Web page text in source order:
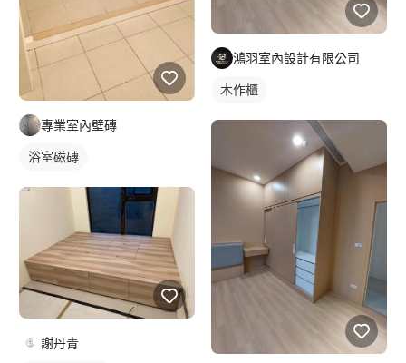
專業室內壁磚
浴室磁磚
謝丹青
鴻羽室內設計有限公司
木作櫃